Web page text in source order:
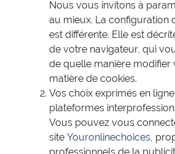
Nous vous invitons à
au mieux. La configuration
est différente. Elle est
de votre navigateur, qui
de quelle manière modifier
matière de cookies.
Vos choix exprimés en
plateformes
Vous pouvez vous
site Youronlinechoices,